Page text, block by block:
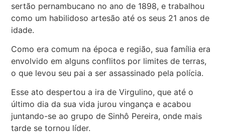
sertão pernambucano no ano de 1898, e trabalhou
como um habilidoso artesão até os seus 21 anos de
idade.
Como era comum na época e região, sua família era
envolvido em alguns conflitos por limites de terras,
o que levou seu pai a ser assassinado pela polícia.
Esse ato despertou a ira de Virgulino, que até o
último dia da sua vida jurou vingança e acabou
juntando-se ao grupo de Sinhô Pereira, onde mais
tarde se tornou líder.